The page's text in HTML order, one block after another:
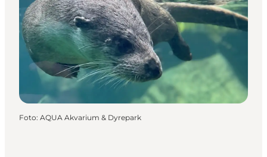
Foto: AQUA Akvarium & Dyrepark